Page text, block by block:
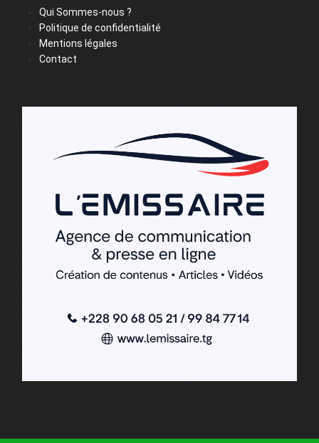
Qui Sommes-nous ?
Politique de confidentialité
Mentions légales
Contact